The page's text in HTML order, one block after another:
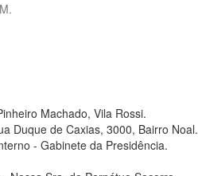
Machado, Vila Rossi.
Duque de Caxias, 3000, Bairro Noal.
- Gabinete da Presidência.